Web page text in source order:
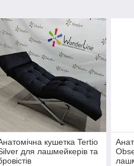
кушетка Tertio
для лашмейкерів та